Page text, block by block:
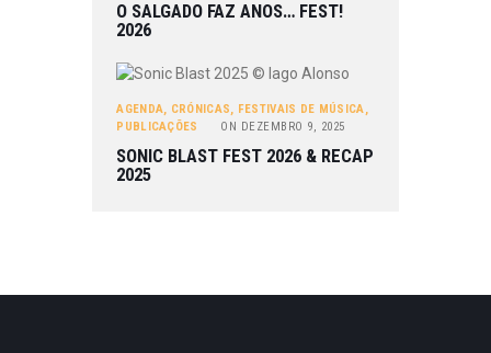
O SALGADO FAZ ANOS… FEST!
2026
AGENDA, CRÓNICAS, FESTIVAIS DE MÚSICA,
PUBLICAÇÕES
ON DEZEMBRO 9, 2025
SONIC BLAST FEST 2026 & RECAP
2025